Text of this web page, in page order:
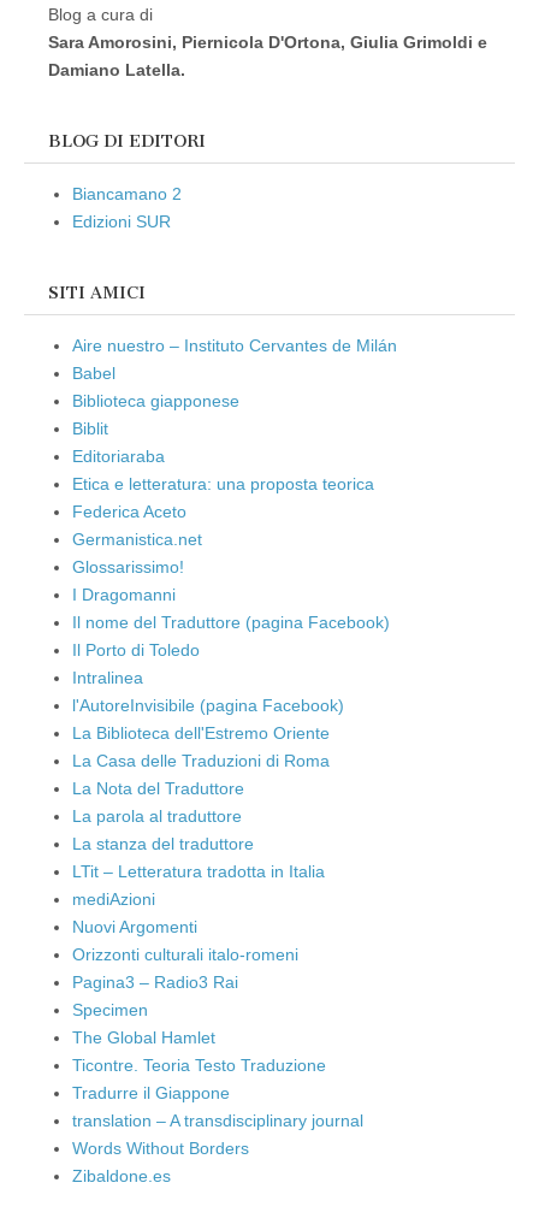
Blog a cura di
Sara Amorosini, Piernicola D'Ortona, Giulia Grimoldi e
Damiano Latella.
BLOG DI EDITORI
Biancamano 2
Edizioni SUR
SITI AMICI
Aire nuestro – Instituto Cervantes de Milán
Babel
Biblioteca giapponese
Biblit
Editoriaraba
Etica e letteratura: una proposta teorica
Federica Aceto
Germanistica.net
Glossarissimo!
I Dragomanni
Il nome del Traduttore (pagina Facebook)
Il Porto di Toledo
Intralinea
l'AutoreInvisibile (pagina Facebook)
La Biblioteca dell'Estremo Oriente
La Casa delle Traduzioni di Roma
La Nota del Traduttore
La parola al traduttore
La stanza del traduttore
LTit – Letteratura tradotta in Italia
mediAzioni
Nuovi Argomenti
Orizzonti culturali italo-romeni
Pagina3 – Radio3 Rai
Specimen
The Global Hamlet
Ticontre. Teoria Testo Traduzione
Tradurre il Giappone
translation – A transdisciplinary journal
Words Without Borders
Zibaldone.es